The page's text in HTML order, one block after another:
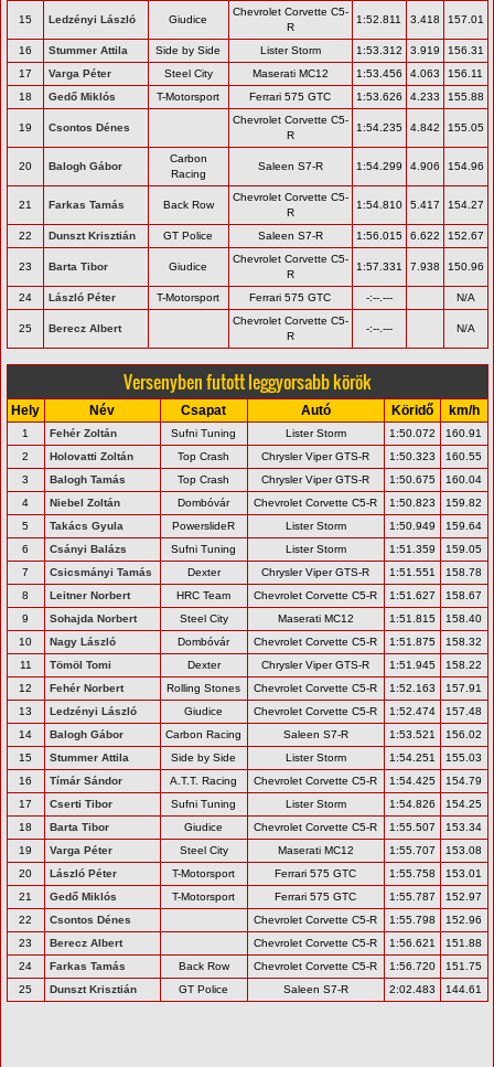
15 Ledzényi László Giudice
Chevrolet Corvette C5-
R
1:52.811 3.418 157.01
16 Stummer Attila Side by Side Lister Storm 1:53.312 3.919
156.31
17
Varga Péter Steel City Maserati MC12 1:53.456 4.063
156.11
18
Gedő Miklós T-Motorsport Ferrari 575 GTC 1:53.626 4.233 155.88
19 Csontos Dénes
Chevrolet Corvette C5-
R
1:54.235 4.842 155.05
20 Balogh Gábor
Carbon
Racing
Saleen S7-R 1:54.299 4.906 154.96
21 Farkas Tamás Back Row
Chevrolet Corvette C5-
R
1:54.810 5.417 154.27
22 Dunszt Krisztián GT Police Saleen S7-R 1:56.015 6.622 152.67
23 Barta Tibor Giudice
Chevrolet Corvette C5-
R
1:57.331 7.938 150.96
24 László Péter T-Motorsport Ferrari 575 GTC -:--.--- N/A
25 Berecz Albert
Chevrolet Corvette C5-
R
-:--.--- N/A
Versenyben futott leggyorsabb körök
Hely Név Csapat Autó Köridő km/h
1 Fehér Zoltán Sufni Tuning Lister Storm 1:50.072
160.91
2
Holovatti Zoltán Top Crash Chrysler Viper GTS-R 1:50.323
160.55
3
Balogh Tamás Top Crash Chrysler Viper GTS-R 1:50.675
160.04
4
Niebel Zoltán Dombóvár Chevrolet Corvette C5-R 1:50.823
159.82
5
Takács Gyula PowerslideR Lister Storm 1:50.949
159.64
6
Csányi Balázs Sufni Tuning Lister Storm 1:51.359
159.05
7
Csicsmányi Tamás Dexter Chrysler Viper GTS-R 1:51.551
158.78
8
Leitner Norbert HRC Team Chevrolet Corvette C5-R 1:51.627
158.67
9
Sohajda Norbert Steel City Maserati MC12 1:51.815
158.40
10
Nagy László Dombóvár Chevrolet Corvette C5-R 1:51.875
158.32
11
Tömöl Tomi Dexter Chrysler Viper GTS-R 1:51.945
158.22
12
Fehér Norbert Rolling Stones Chevrolet Corvette C5-R 1:52.163
157.91
13
Ledzényi László Giudice Chevrolet Corvette C5-R 1:52.474
157.48
14
Balogh Gábor Carbon Racing Saleen S7-R 1:53.521
156.02
15
Stummer Attila Side by Side Lister Storm 1:54.251
155.03
16
Tímár Sándor A.T.T. Racing Chevrolet Corvette C5-R 1:54.425
154.79
17
Cserti Tibor Sufni Tuning Lister Storm 1:54.826
154.25
18
Barta Tibor Giudice Chevrolet Corvette C5-R 1:55.507
153.34
19
Varga Péter Steel City Maserati MC12 1:55.707
153.08
20
László Péter T-Motorsport Ferrari 575 GTC 1:55.758
153.01
21
Gedő Miklós T-Motorsport Ferrari 575 GTC 1:55.787
152.97
22
Csontos Dénes Chevrolet Corvette C5-R 1:55.798
152.96
23
Berecz Albert Chevrolet Corvette C5-R 1:56.621
151.88
24
Farkas Tamás Back Row Chevrolet Corvette C5-R 1:56.720
151.75
25
Dunszt Krisztián GT Police Saleen S7-R 2:02.483 144.61